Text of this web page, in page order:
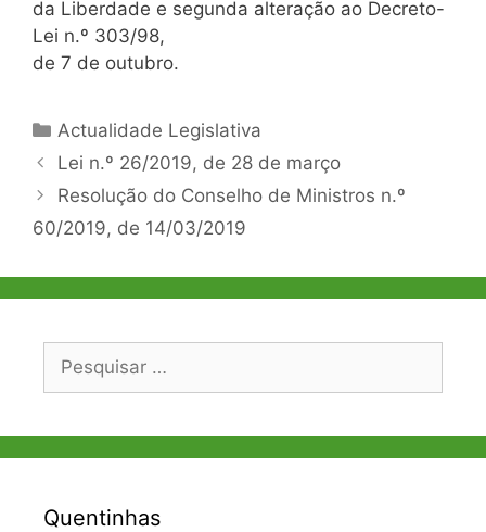
da Liberdade e segunda alteração ao Decreto-
Lei n.º 303/98,
de 7 de outubro.
Categorias
Actualidade Legislativa
Navegação
de
Lei n.º 26/2019, de 28 de março
Resolução do Conselho de Ministros n.º
60/2019, de 14/03/2019
Pesquisar
Quentinhas